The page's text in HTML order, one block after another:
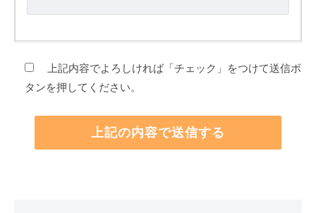
上記内容でよろしければ「チェック」をつけて送信ボ
タンを押してください。